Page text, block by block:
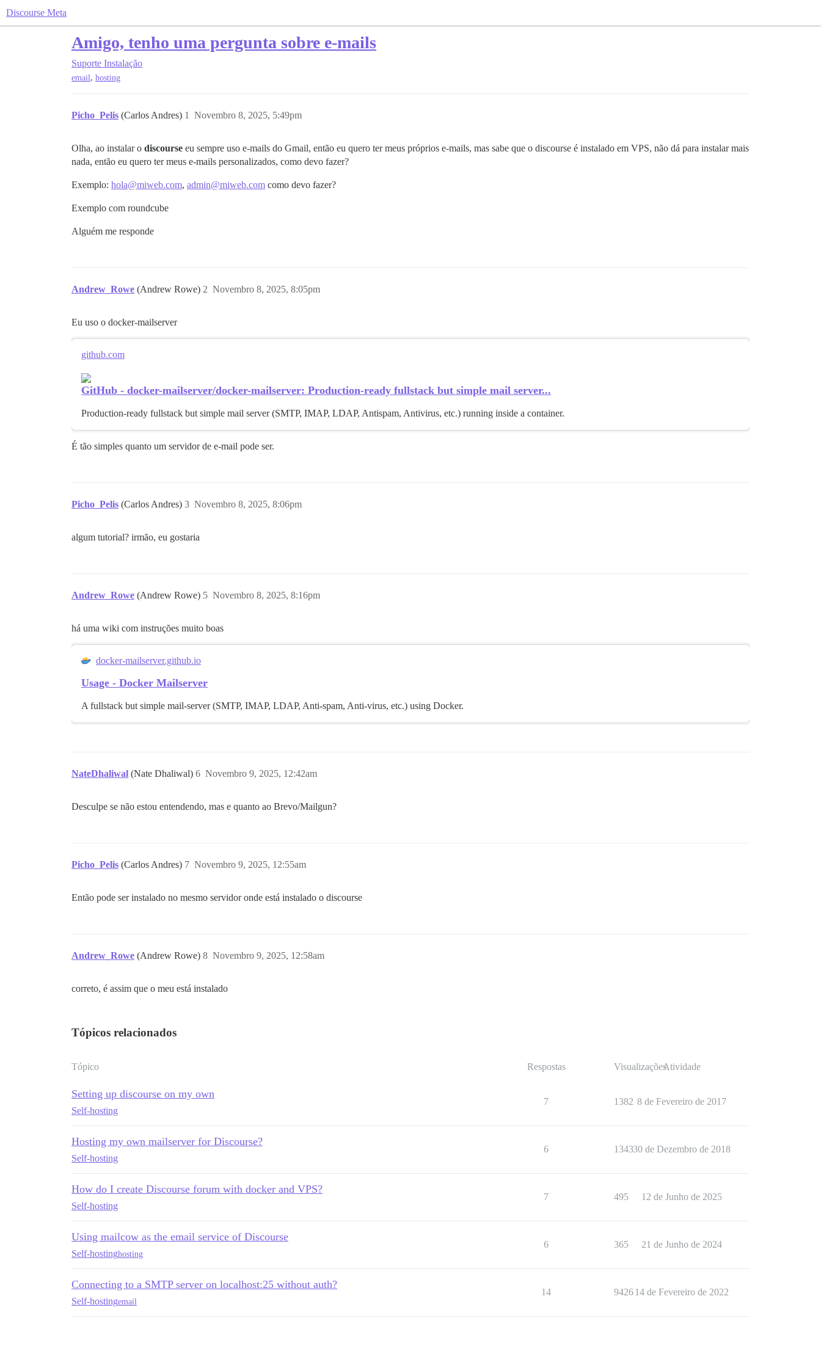
Discourse Meta
Amigo, tenho uma pergunta sobre e-mails
Suporte Instalação
email, hosting
Picho_Pelis (Carlos Andres) Novembro 8, 2025, 5:49pm
1
Olha, ao instalar o discourse eu sempre uso e-mails do Gmail, então eu quero ter meus próprios e-mails, mas sabe que o discourse é instalado em VPS, não dá para instalar mais
nada, então eu quero ter meus e-mails personalizados, como devo fazer?
Exemplo: hola@miweb.com, admin@miweb.com como devo fazer?
Exemplo com roundcube
Alguém me responde
Andrew_Rowe (Andrew Rowe) Novembro 8, 2025, 8:05pm
2
Eu uso o docker-mailserver
github.com
GitHub - docker-mailserver/docker-mailserver: Production-ready fullstack but simple mail server...
Production-ready fullstack but simple mail server (SMTP, IMAP, LDAP, Antispam, Antivirus, etc.) running inside a container.
É tão simples quanto um servidor de e-mail pode ser.
Picho_Pelis (Carlos Andres) Novembro 8, 2025, 8:06pm
3
algum tutorial? irmão, eu gostaria
Andrew_Rowe (Andrew Rowe) Novembro 8, 2025, 8:16pm
5
há uma wiki com instruções muito boas
docker-mailserver.github.io
Usage - Docker Mailserver
A fullstack but simple mail-server (SMTP, IMAP, LDAP, Anti-spam, Anti-virus, etc.) using Docker.
NateDhaliwal (Nate Dhaliwal) Novembro 9, 2025, 12:42am
6
Desculpe se não estou entendendo, mas e quanto ao Brevo/Mailgun?
Picho_Pelis (Carlos Andres) Novembro 9, 2025, 12:55am
7
Então pode ser instalado no mesmo servidor onde está instalado o discourse
Andrew_Rowe (Andrew Rowe) Novembro 9, 2025, 12:58am
8
correto, é assim que o meu está instalado
Tópicos relacionados
Tópico Respostas VisualizaçõesAtividade
Setting up discourse on my own
Self-hosting
7 1382 8 de Fevereiro de 2017
Hosting my own mailserver for Discourse?
Self-hosting
6 134330 de Dezembro de 2018
How do I create Discourse forum with docker and VPS?
Self-hosting
7 495 12 de Junho de 2025
Using mailcow as the email service of Discourse
Self-hostinghosting
6 365 21 de Junho de 2024
Connecting to a SMTP server on localhost:25 without auth?
Self-hostingemail
14 942614 de Fevereiro de 2022